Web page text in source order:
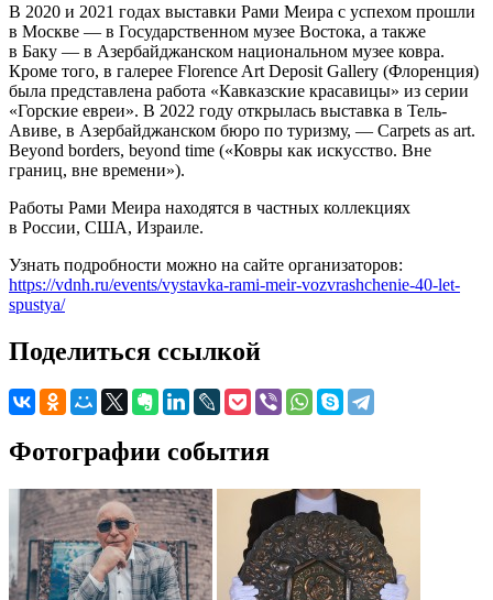
В 2020 и 2021 годах выставки Рами Меира с успехом прошли
в Москве — в Государственном музее Востока, а также
в Баку — в Азербайджанском национальном музее ковра.
Кроме того, в галерее Florence Art Deposit Gallery (Флоренция)
была представлена работа «Кавказские красавицы» из серии
«Горские евреи». В 2022 году открылась выставка в Тель-
Авиве, в Азербайджанском бюро по туризму, — Carpets as art.
Beyond borders, beyond time («Ковры как искусство. Вне
границ, вне времени»).
Работы Рами Меира находятся в частных коллекциях
в России, США, Израиле.
Узнать подробности можно на сайте организаторов:
https://vdnh.ru/events/vystavka-rami-meir-vozvrashchenie-40-let-
spustya/
Поделиться ссылкой
Фотографии события